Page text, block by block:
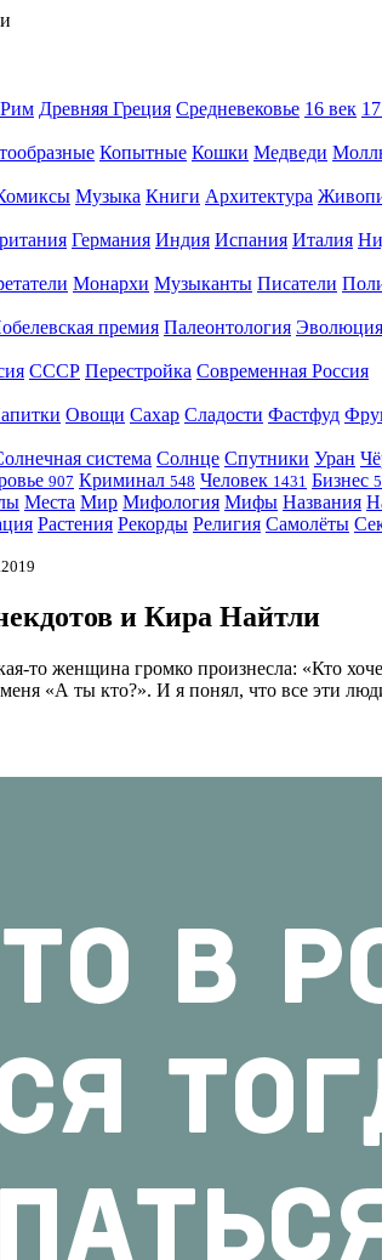
Древняя Греция Средневековье 16 век
Копытные Кошки Медведи
Музыка Книги Архитектура
Германия Индия Испания Италия
Монархи Музыканты Писатели
премия Палеонтология Эволюция
СССР Перестройка Современная Россия
Овощи Сахар Сладости Фастфуд
система Солнце Спутники Уран
907 Криминал 548 Человек 1431 Бизнес
Места Мир Мифология Мифы Названия
Растения Рекорды Религия Самолёты
и Кира Найтли
то женщина громко произнесла: «Кто
«А ты кто?». И я понял, что все эти